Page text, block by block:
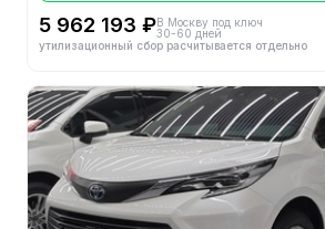
5 962 193 ₽В Москву под ключ
30-60 дней
утилизационный сбор расчитывается отдельно